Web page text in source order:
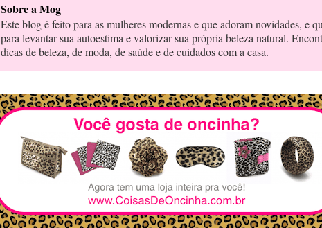
Sobre a Mog
Este blog é feito para as mulheres modernas e que adoram novidades, e
para levantar sua autoestima e valorizar sua própria beleza natural.
dicas de beleza, de moda, de saúde e de cuidados com a casa.